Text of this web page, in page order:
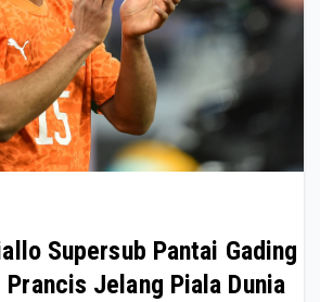
Supersub Pantai Gading
Prancis Jelang Piala Dunia